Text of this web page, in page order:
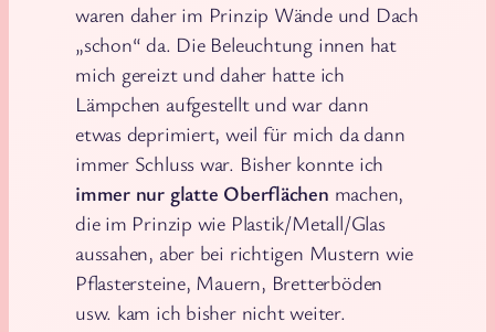
waren daher im Prinzip Wände und Dach
„schon“ da. Die Beleuchtung innen hat
mich gereizt und daher hatte ich
Lämpchen aufgestellt und war dann
etwas deprimiert, weil für mich da dann
immer Schluss war. Bisher konnte ich
immer nur glatte Oberflächen machen,
die im Prinzip wie Plastik/Metall/Glas
aussahen, aber bei richtigen Mustern wie
Pflastersteine, Mauern, Bretterböden
usw. kam ich bisher nicht weiter.